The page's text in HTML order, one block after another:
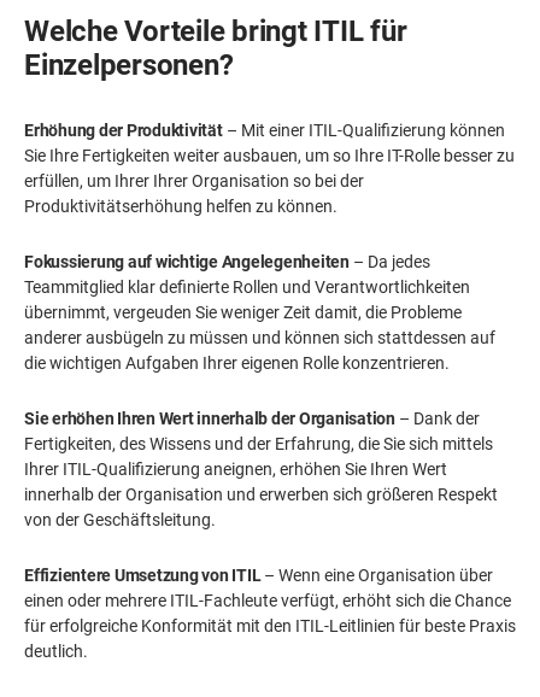
Welche Vorteile bringt ITIL für
Einzelpersonen?
Erhöhung der Produktivität– Mit einer ITIL-Qualifizierung können
Sie Ihre Fertigkeiten weiter ausbauen, um so Ihre IT-Rolle besser zu
erfüllen, um Ihrer Ihrer Organisation so bei der
Produktivitätserhöhung helfen zu können.
Fokussierung auf wichtige Angelegenheiten – Da jedes
Teammitglied klar definierte Rollen und Verantwortlichkeiten
übernimmt, vergeuden Sie weniger Zeit damit, die Probleme
anderer ausbügeln zu müssen und können sich stattdessen auf
die wichtigen Aufgaben Ihrer eigenen Rolle konzentrieren.
Sie erhöhen Ihren Wert innerhalb der Organisation – Dank der
Fertigkeiten, des Wissens und der Erfahrung, die Sie sich mittels
Ihrer ITIL-Qualifizierung aneignen, erhöhen Sie Ihren Wert
innerhalb der Organisation und erwerben sich größeren Respekt
von der Geschäftsleitung.
Effizientere Umsetzung von ITIL– Wenn eine Organisation über
einen oder mehrere ITIL-Fachleute verfügt, erhöht sich die Chance
für erfolgreiche Konformität mit den ITIL-Leitlinien für beste Praxis
deutlich.